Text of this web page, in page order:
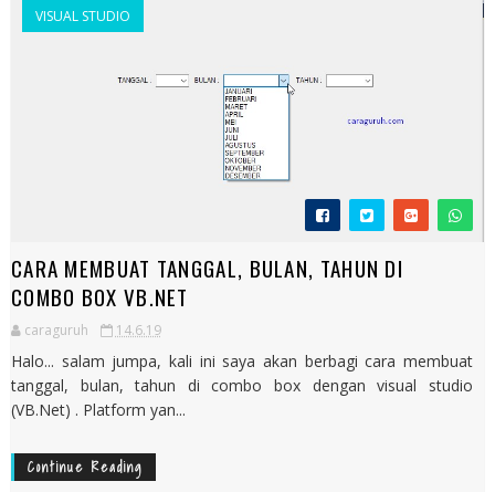
VB.Net Sangat Mudah
Tutorial Cara Membuat Link WhatsApp Untuk Bisnis
Membuat Stored Procedure dengan mudah di SQL
Pengenalan SQL SERVER Cara Membuat Database
Cara Membuat Baris Baru/New Line Pada Message
Cara dan Contoh Membuat RANGE di Excel
VB.Net
VISUAL STUDIO
CARA MEMBUAT TANGGAL, BULAN, TAHUN DI
COMBO BOX VB.NET
caraguruh 14.6.19
Halo... salam jumpa, kali ini saya akan berbagi cara membuat
tanggal, bulan, tahun di combo box dengan visual studio
(VB.Net) . Platform yan...
Continue Reading